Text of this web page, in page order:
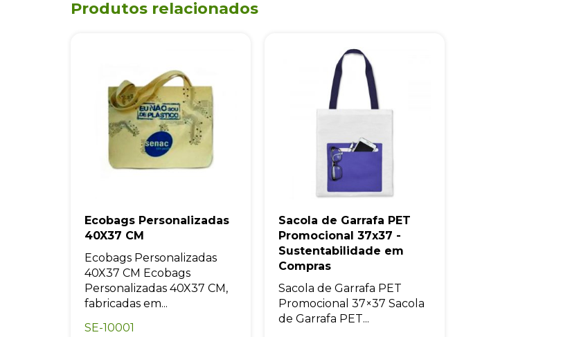
Produtos relacionados
Ecobags Personalizadas
40X37 CM
Ecobags Personalizadas
40X37 CM Ecobags
Personalizadas 40X37 CM,
fabricadas em...
SE-10001
Sacola de Garrafa PET
Promocional 37x37 -
Sustentabilidade em
Compras
Sacola de Garrafa PET
Promocional 37×37 Sacola
de Garrafa PET...